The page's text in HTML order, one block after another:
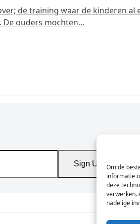
Om de
informatie
deze
verwerken.
nadelige
de training waar de kinderen al
De ouders mochten…
Sign Up